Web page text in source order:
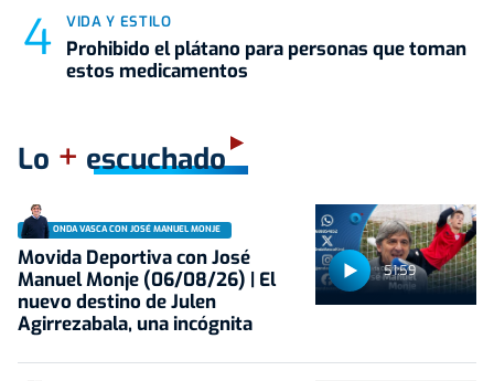
VIDA Y ESTILO
Prohibido el plátano para personas que toman
estos medicamentos
Lo + escuchado
51:59
ONDA VASCA CON JOSÉ MANUEL MONJE
Movida Deportiva con José
Manuel Monje (06/08/26) | El
nuevo destino de Julen
Agirrezabala, una incógnita